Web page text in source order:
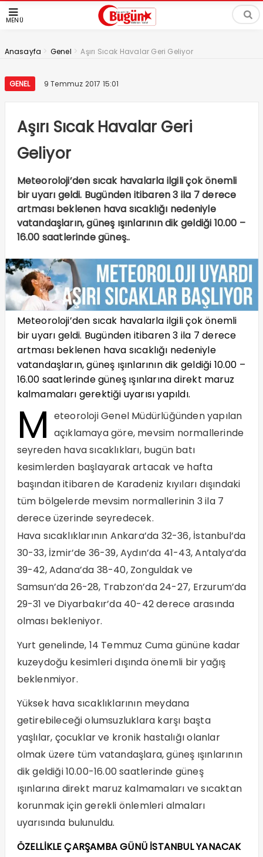
MENÜ
Anasayfa > Genel >Aşırı Sıcak Havalar Geri Geliyor
GENEL 9 Temmuz 2017 15:01
Aşırı Sıcak Havalar Geri
Geliyor
Meteoroloji’den sıcak havalarla ilgili çok önemli
bir uyarı geldi. Bugünden itibaren 3 ila 7 derece
artması beklenen hava sıcaklığı nedeniyle
vatandaşların, güneş ışınlarının dik geldiği 10.00 –
16.00 saatlerinde güneş..
Meteoroloji’den sıcak havalarla ilgili çok önemli
bir uyarı geldi. Bugünden itibaren 3 ila 7 derece
artması beklenen hava sıcaklığı nedeniyle
vatandaşların, güneş ışınlarının dik geldiği 10.00 –
16.00 saatlerinde güneş ışınlarına direkt maruz
kalmamaları gerektiği uyarısı yapıldı.
M eteoroloji Genel Müdürlüğünden yapılan
açıklamaya göre, mevsim normallerinde
seyreden hava sıcaklıkları, bugün batı
kesimlerden başlayarak artacak ve hafta
başından itibaren de Karadeniz kıyıları dışındaki
tüm bölgelerde mevsim normallerinin 3 ila 7
derece üzerinde seyredecek.
Hava sıcaklıklarının Ankara’da 32-36, İstanbul’da
30-33, İzmir’de 36-39, Aydın’da 41-43, Antalya’da
39-42, Adana’da 38-40, Zonguldak ve
Samsun’da 26-28, Trabzon’da 24-27, Erzurum’da
29-31 ve Diyarbakır’da 40-42 derece arasında
olması bekleniyor.
Yurt genelinde, 14 Temmuz Cuma gününe kadar
kuzeydoğu kesimleri dışında önemli bir yağış
beklenmiyor.
Yüksek hava sıcaklıklarının meydana
getirebileceği olumsuzluklara karşı başta
yaşlılar, çocuklar ve kronik hastalığı olanlar
olmak üzere tüm vatandaşlara, güneş ışınlarının
dik geldiği 10.00-16.00 saatlerinde güneş
ışınlarına direkt maruz kalmamaları ve sıcaktan
korunmak için gerekli önlemleri almaları
uyarısında bulunuldu.
ÖZELLİKLE ÇARŞAMBA GÜNÜ İSTANBUL YANACAK